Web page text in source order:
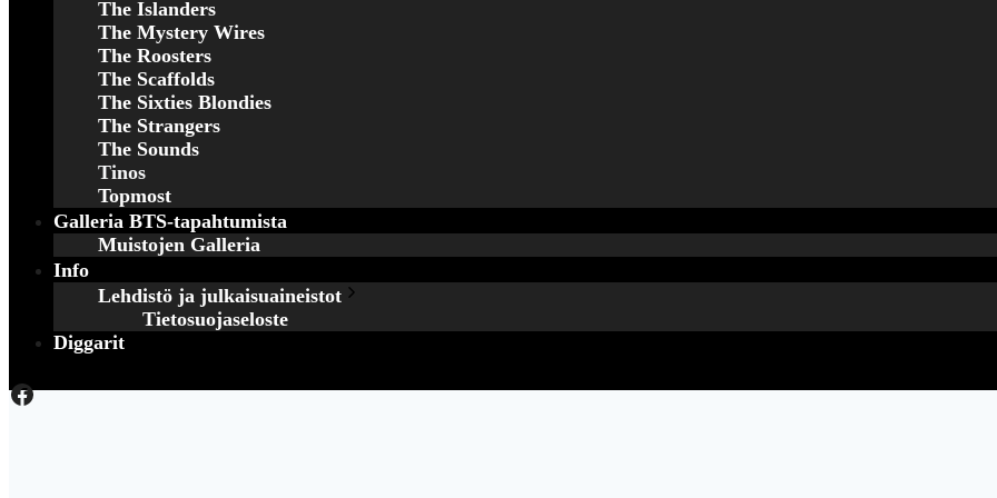
The Islanders
The Mystery Wires
The Roosters
The Scaffolds
The Sixties Blondies
The Strangers
The Sounds
Tinos
Topmost
Galleria BTS-tapahtumista
Muistojen Galleria
Info
Lehdistö ja julkaisuaineistot
Tietosuojaseloste
Diggarit
Facebook